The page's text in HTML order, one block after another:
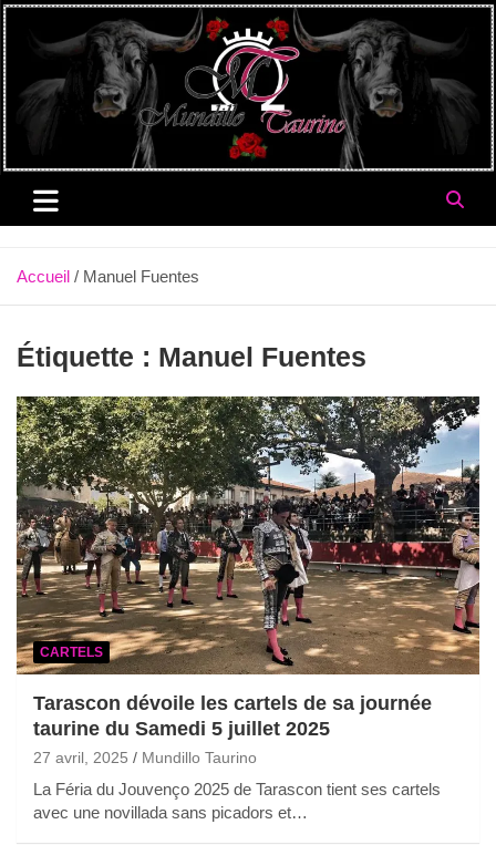
Aller
au
contenu
Accueil Manuel Fuentes
Étiquette : Manuel Fuentes
CARTELS
Tarascon dévoile les cartels de sa journée
taurine du Samedi 5 juillet 2025
27 avril, 2025 Mundillo Taurino
La Féria du Jouvenço 2025 de Tarascon tient ses cartels
avec une novillada sans picadors et…